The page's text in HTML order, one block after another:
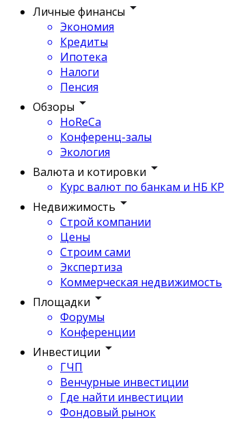
Личные финансы
Экономия
Кредиты
Ипотека
Налоги
Пенсия
Обзоры
HoReCa
Конференц-залы
Экология
Валюта и котировки
Курс валют по банкам и НБ КР
Недвижимость
Строй компании
Цены
Строим сами
Экспертиза
Коммерческая недвижимость
Площадки
Форумы
Конференции
Инвестиции
ГЧП
Венчурные инвестиции
Где найти инвестиции
Фондовый рынок